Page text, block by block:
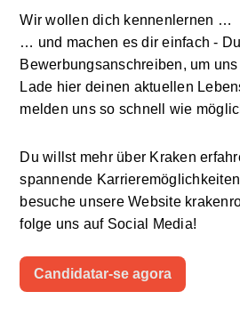
Wir wollen dich kennenlernen …
… und machen es dir einfach -
Bewerbungsanschreiben, um
Lade hier deinen aktuellen
melden uns so schnell wie
Du willst mehr über Kraken
spannende
besuche unsere Website
folge uns auf Social Media!
Candidatar-se agora